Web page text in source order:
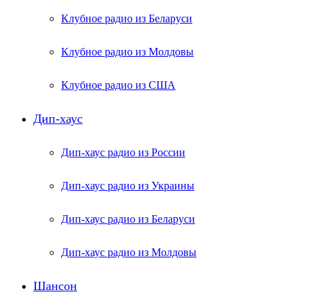
Клубное радио из Беларуси
Клубное радио из Молдовы
Клубное радио из США
Дип-хаус
Дип-хаус радио из России
Дип-хаус радио из Украины
Дип-хаус радио из Беларуси
Дип-хаус радио из Молдовы
Шансон